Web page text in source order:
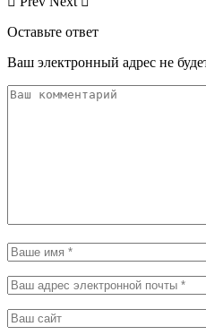
Оставьте ответ
Ваш электронный адрес не